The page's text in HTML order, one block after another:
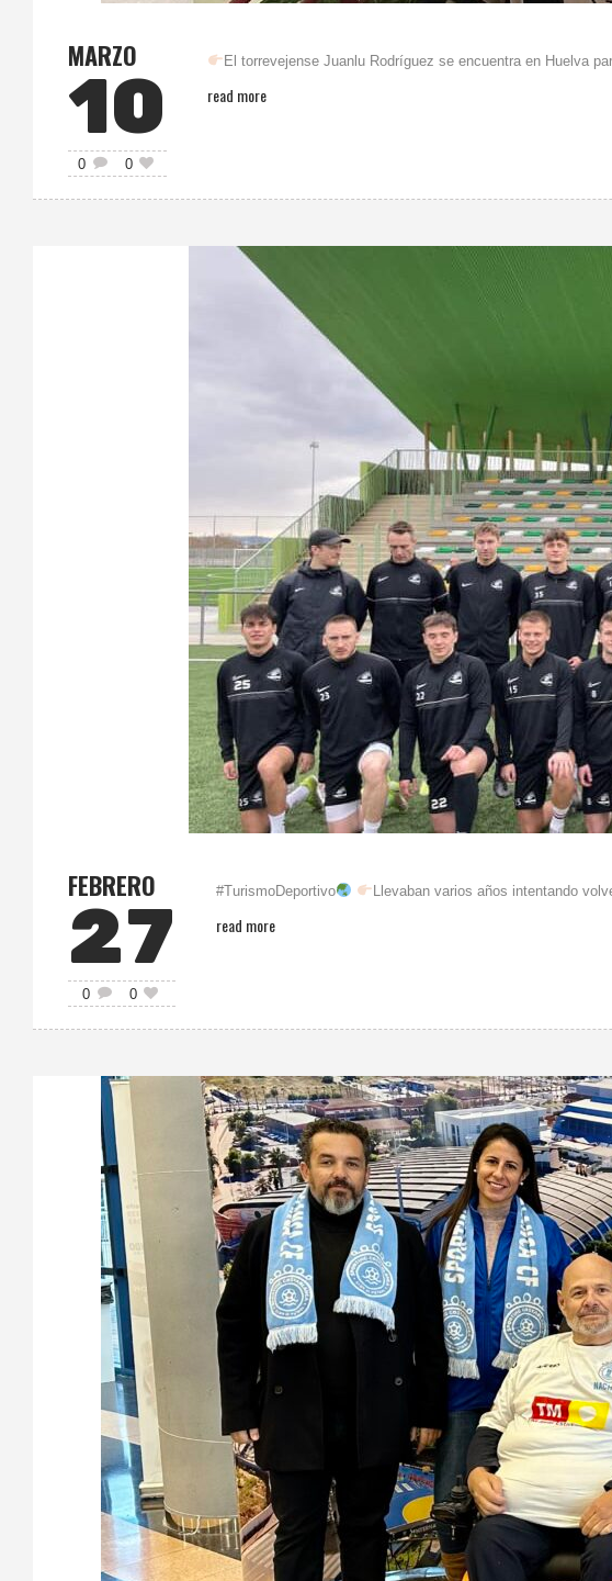
MARZO
10
0 0
El torrevejense Juanlu Rodríguez se encuentra en Huelva
read more
FEBRERO
27
0 0
#TurismoDeportivo Llevaban varios años intentando
read more